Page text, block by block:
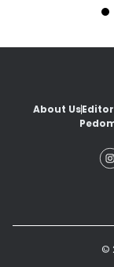
About Us
©